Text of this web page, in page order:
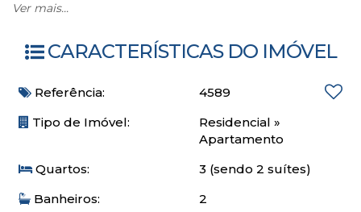
03 dormitórios sendo 02 suítes
Sacada integrada
Cozinha ampla
Despensa
Mobiliado e equipado
01 vaga
Ver mais...
CARACTERÍSTICAS DO IMÓVEL
Referência:
4589
Tipo de Imóvel:
Residencial »
Apartamento
Quartos:
3 (sendo 2 suítes)
Banheiros:
2